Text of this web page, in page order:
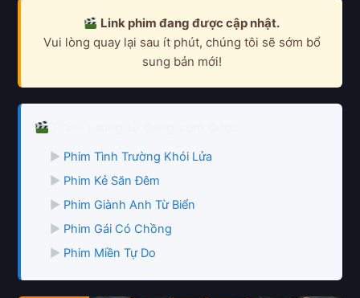
Link phim đang được cập nhật.
Vui lòng quay lại sau ít phút, chúng tôi sẽ sớm bổ
sung bản mới!
▶ Phim Tình Trường Khói Lửa
▶ Phim Kẻ Săn Đêm
▶ Phim Giành Anh Từ Biển
▶ Phim Gái Có Chồng
▶ Phim Miền Tự Do